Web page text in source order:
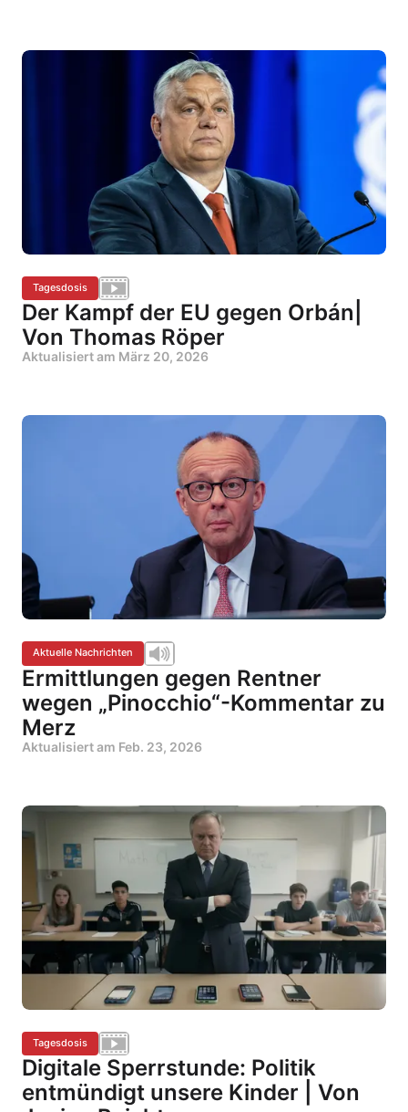
Tagesdosis
Der Kampf der EU gegen Orbán|
Von Thomas Röper
Aktualisiert am März 20, 2026
Aktuelle Nachrichten
Ermittlungen gegen Rentner
wegen „Pinocchio“-Kommentar zu
Merz
Aktualisiert am Feb. 23, 2026
Tagesdosis
Digitale Sperrstunde: Politik
entmündigt unsere Kinder | Von